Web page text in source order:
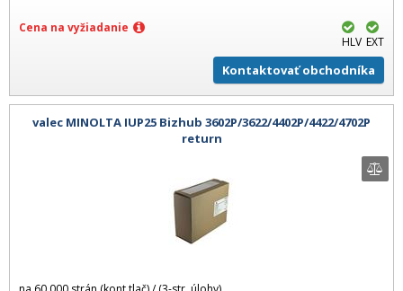
Cena na vyžiadanie
HLV EXT
Kontaktovať obchodníka
valec MINOLTA IUP25 Bizhub 3602P/3622/4402P/4422/4702P
return